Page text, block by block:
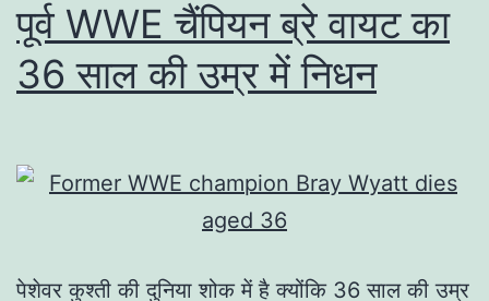
पूर्व WWE चैंपियन ब्रे वायट का
36 साल की उम्र में निधन
पेशेवर कुश्ती की दुनिया शोक में है क्योंकि 36 साल की उम्र